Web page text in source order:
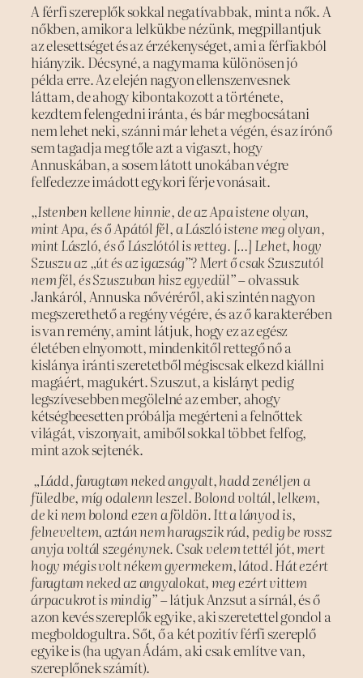
A férfi szereplők sokkal negatívabbak, mint a nők. A
nőkben, amikor a lelkükbe nézünk, megpillantjuk
az elesettséget és az érzékenységet, ami a férfiakból
hiányzik. Décsyné, a nagymama különösen jó
példa erre. Az elején nagyon ellenszenvesnek
láttam, de ahogy kibontakozott a története,
kezdtem felengedni iránta, és bár megbocsátani
nem lehet neki, szánni már lehet a végén, és az írónő
sem tagadja meg tőle azt a vigaszt, hogy
Annuskában, a sosem látott unokában végre
felfedezze imádott egykori férje vonásait.
„Istenben kellene hinnie, de az Apa istene olyan,
mint Apa, és ő Apától fél, a László istene meg olyan,
mint László, és ő Lászlótól is retteg. […] Lehet, hogy
Szuszu az „út és az igazság”? Mert ő csak Szuszutól
nem fél, és Szuszuban hisz egyedül”– olvassuk
Jankáról, Annuska nővéréről, aki szintén nagyon
megszerethető a regény végére, és az ő karakterében
is van remény, amint látjuk, hogy ez az egész
életében elnyomott, mindenkitől rettegő nő a
kislánya iránti szeretetből mégiscsak elkezd kiállni
magáért, magukért. Szuszut, a kislányt pedig
legszívesebben megölelné az ember, ahogy
kétségbeesetten próbálja megérteni a felnőttek
világát, viszonyait, amiből sokkal többet felfog,
mint azok sejtenék.
„Ládd, faragtam neked angyalt, hadd zenéljen a
füledbe, míg odalenn leszel. Bolond voltál, lelkem,
de ki nem bolond ezen a földön. Itt a lányod is,
felneveltem, aztán nem haragszik rád, pedig be rossz
anyja voltál szegénynek. Csak velem tettél jót, mert
hogy mégis volt nékem gyermekem, látod. Hát ezért
faragtam neked az angyalokat, meg ezért vittem
árpacukrot is mindig”– látjuk Anzsut a sírnál, és ő
azon kevés szereplők egyike, aki szeretettel gondol a
megboldogultra. Sőt, ő a két pozitív férfi szereplő
egyike is (ha ugyan Ádám, aki csak említve van,
szereplőnek számít).